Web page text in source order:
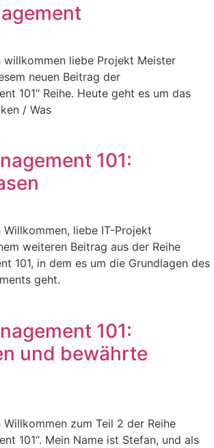
willkommen liebe Projekt Meister
neuen Beitrag der
101“ Reihe. Heute geht es um das
/ Was
101:
liebe IT-Projekt
weiteren Beitrag aus der Reihe
101, in dem es um die Grundlagen des
geht.
101:
und bewährte
zum Teil 2 der Reihe
101“. Mein Name ist Stefan, und als